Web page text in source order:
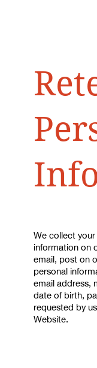
We collect
information on
email, post on
personal
email address,
date of birth,
requested by
Website.